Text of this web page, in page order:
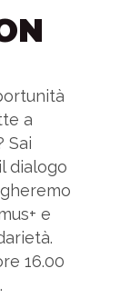
a
Sai
dialogo
e
16.00